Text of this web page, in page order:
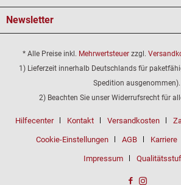
Newsletter
* Alle Preise inkl. Mehrwertsteuer zzgl.
1) Lieferzeit innerhalb Deutschlands für
Spedition ausgenommen).
2) Beachten Sie unser Widerrufsrecht für
Hilfecenter Kontakt Versandkosten
Cookie-Einstellungen AGB Karriere
Impressum